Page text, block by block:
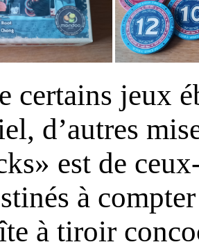
certains jeux
d’autres
est de
à
à tiroir